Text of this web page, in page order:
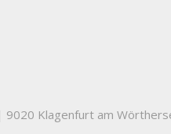
9020 Klagenfurt am